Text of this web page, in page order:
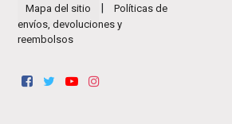
Mapa del sitio
Políticas de
envíos, devoluciones y
reembolsos